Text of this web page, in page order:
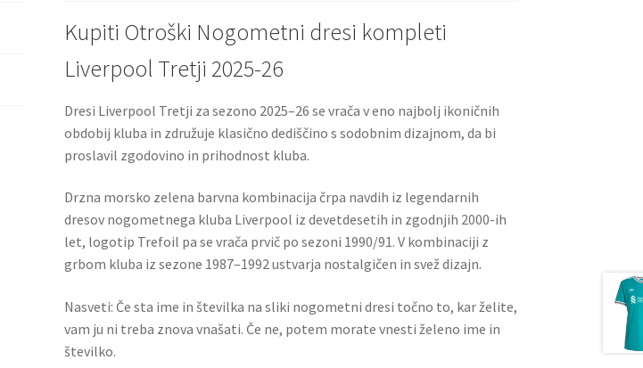
Kupiti Otroški Nogometni dresi kompleti
Liverpool Tretji 2025-26
Dresi Liverpool Tretji za sezono 2025–26 se vrača v eno najbolj ikoničnih
obdobij kluba in združuje klasično dediščino s sodobnim dizajnom, da bi
proslavil zgodovino in prihodnost kluba.
Drzna morsko zelena barvna kombinacija črpa navdih iz legendarnih
dresov nogometnega kluba Liverpool iz devetdesetih in zgodnjih 2000-ih
let, logotip Trefoil pa se vrača prvič po sezoni 1990/91. V kombinaciji z
grbom kluba iz sezone 1987–1992 ustvarja nostalgičen in svež dizajn.
Nasveti: Če sta ime in številka na sliki nogometni dresi točno to, kar želite,
vam ju ni treba znova vnašati. Če ne, potem morate vnesti želeno ime in
številko.